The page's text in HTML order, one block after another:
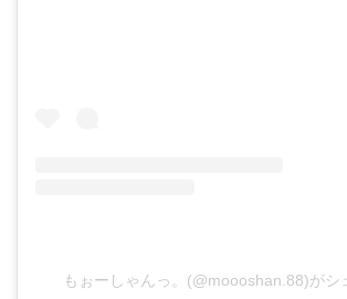
もぉーしゃんっ。(@moooshan.88)がシ